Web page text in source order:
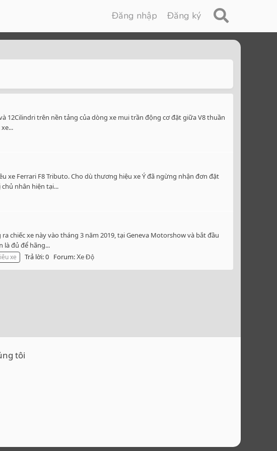
Đăng nhập Đăng ký
12Cilindri trên nền tảng của dòng xe mui trần động cơ đặt giữa V8 thuần
xe Ferrari F8 Tributo. Cho dù thương hiệu xe Ý đã ngừng nhận đơn đặt
nhân hiện tại...
chiếc xe này vào tháng 3 năm 2019, tại Geneva Motorshow và bắt đầu
là đủ để hãng...
xe Trả lời: 0 Forum:Xe Độ
tôi